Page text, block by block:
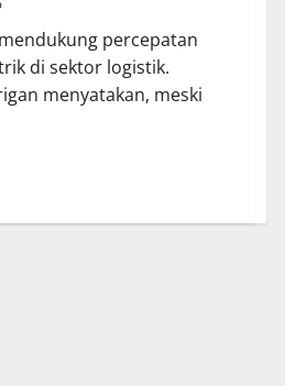
percepatan
di sektor logistik.
menyatakan, meski